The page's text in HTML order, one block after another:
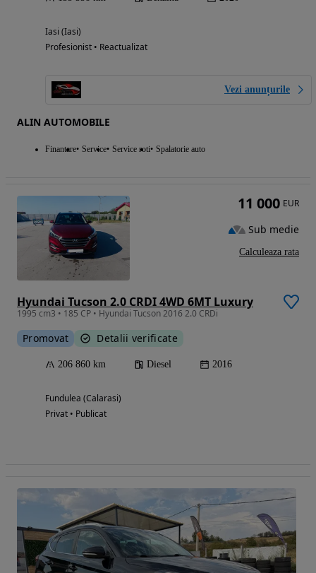
Iasi (Iasi)
Profesionist • Reactualizat
Vezi anunțurile
ALIN AUTOMOBILE
Finantare Service Service roti Spalatorie auto
Hyundai Tucson 2.0 CRDI 4WD 6MT Luxury
1995 cm3 • 185 CP • Hyundai Tucson 2016 2.0 CRDi
Promovat Detalii verificate
206 860 km Diesel 2016
Fundulea (Calarasi)
Privat • Publicat
11 000 EUR
Sub medie
Calculeaza rata